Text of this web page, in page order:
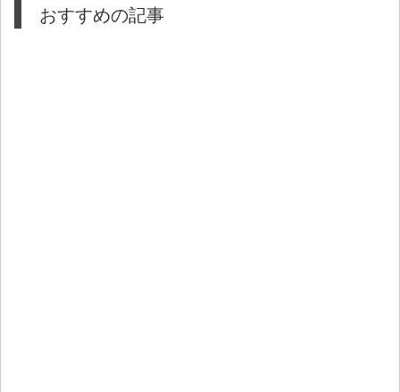
おすすめの記事